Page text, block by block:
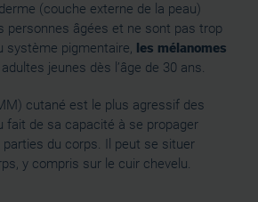
(couche externe de la peau)
personnes âgées et ne sont pas trop
système pigmentaire, les mélanomes
jeunes dès l’âge de 30 ans.
cutané est le plus agressif des
fait de sa capacité à se propager
du corps. Il peut se situer
y compris sur le cuir chevelu.